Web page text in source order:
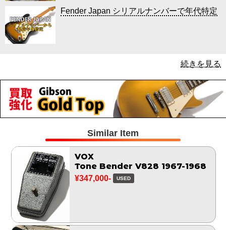
Fender Japan シリアルナンバーで年代特定
続きを見る
Similar Item
VOX
Tone Bender V828 1967-1968
¥347,000- USED